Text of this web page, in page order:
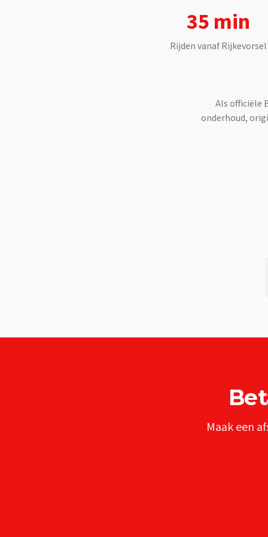
35 min
Rijden vanafRijkevorsel
Als officiële
onderhoud,
Maak een